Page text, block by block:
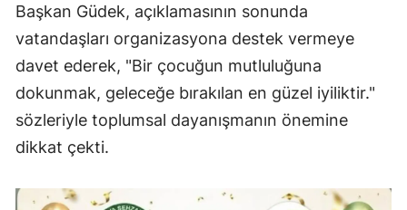
Başkan Güdek, açıklamasının sonunda
vatandaşları organizasyona destek vermeye
davet ederek, "Bir çocuğun mutluluğuna
dokunmak, geleceğe bırakılan en güzel iyiliktir."
sözleriyle toplumsal dayanışmanın önemine
dikkat çekti.